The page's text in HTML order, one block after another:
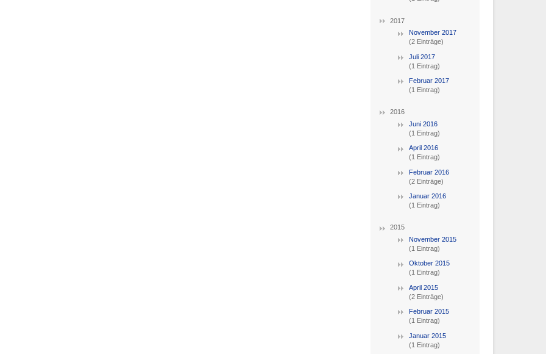
2017
November 2017
(2 Einträge)
Juli 2017
(1 Eintrag)
Februar 2017
(1 Eintrag)
2016
Juni 2016
(1 Eintrag)
April 2016
(1 Eintrag)
Februar 2016
(2 Einträge)
Januar 2016
(1 Eintrag)
2015
November 2015
(1 Eintrag)
Oktober 2015
(1 Eintrag)
April 2015
(2 Einträge)
Februar 2015
(1 Eintrag)
Januar 2015
(1 Eintrag)